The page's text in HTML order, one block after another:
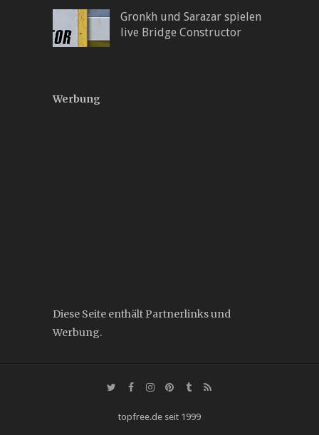
Gronkh und Sarazar spielen
live Bridge Constructor
Werbung
Diese Seite enthält Partnerlinks und
Werbung.
topfree.de seit 1999